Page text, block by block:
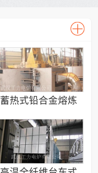
蓄热式铅合金熔炼
炉